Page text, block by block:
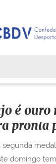
é ouro
pronta
domingo